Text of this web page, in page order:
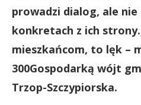
prowadzi dialog, ale
konkretach z ich
mieszkańcom, to lęk –
300Gospodarką wójt
Trzop-Szczypiorska.